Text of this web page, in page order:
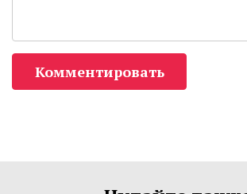
Комментировать